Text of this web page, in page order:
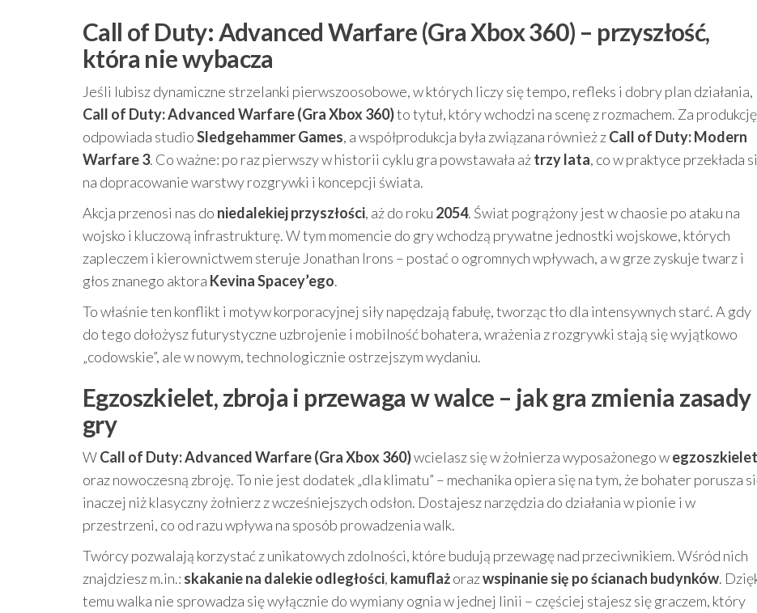
Call of Duty: Advanced Warfare (Gra Xbox 360) – przyszłość,
która nie wybacza
Jeśli lubisz dynamiczne strzelanki pierwszoosobowe, w których liczy się tempo, refleks i dobry plan działania,
Call of Duty: Advanced Warfare (Gra Xbox 360)to tytuł, który wchodzi na scenę z rozmachem. Za produkcję
odpowiada studioSledgehammer Games, a współprodukcja była związana również zCall of Duty: Modern
Warfare 3. Co ważne: po raz pierwszy w historii cyklu gra powstawała ażtrzy lata, co w praktyce przekłada
na dopracowanie warstwy rozgrywki i koncepcji świata.
Akcja przenosi nas do niedalekiej przyszłości, aż do roku 2054. Świat pogrążony jest w chaosie po ataku na
wojsko i kluczową infrastrukturę. W tym momencie do gry wchodzą prywatne jednostki wojskowe, których
zapleczem i kierownictwem steruje Jonathan Irons – postać o ogromnych wpływach, a w grze zyskuje twarz i
głos znanego aktora Kevina Spacey’ego.
To właśnie ten konflikt i motyw korporacyjnej siły napędzają fabułę, tworząc tło dla intensywnych starć. A gdy
do tego dołożysz futurystyczne uzbrojenie i mobilność bohatera, wrażenia z rozgrywki stają się wyjątkowo
„codowskie”, ale w nowym, technologicznie ostrzejszym wydaniu.
Egzoszkielet, zbroja i przewaga w walce – jak gra zmienia zasady
gry
WCall of Duty: Advanced Warfare (Gra Xbox 360)wcielasz się w żołnierza wyposażonego wegzoszkielet
oraz nowoczesną zbroję. To nie jest dodatek „dla klimatu” – mechanika opiera się na tym, że bohater porusza
inaczej niż klasyczny żołnierz z wcześniejszych odsłon. Dostajesz narzędzia do działania w pionie i w
przestrzeni, co od razu wpływa na sposób prowadzenia walk.
Twórcy pozwalają korzystać z unikatowych zdolności, które budują przewagę nad przeciwnikiem. Wśród nich
znajdziesz m.in.: skakanie na dalekie odległości, kamuflażorazwspinanie się po ścianach budynków.
temu walka nie sprowadza się wyłącznie do wymiany ognia w jednej linii – częściej stajesz się graczem, który